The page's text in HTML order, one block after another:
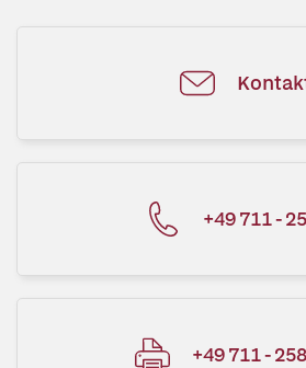
+49 711 -
+49 711 -